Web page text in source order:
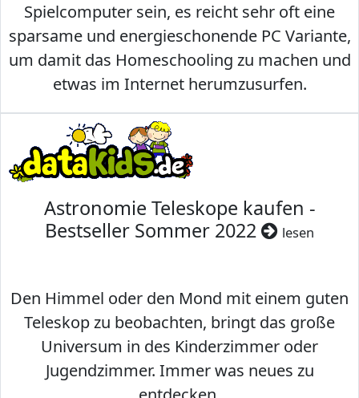
Spielcomputer sein, es reicht sehr oft eine
sparsame und energieschonende PC Variante,
um damit das Homeschooling zu machen und
etwas im Internet herumzusurfen.
Astronomie Teleskope kaufen -
Bestseller Sommer 2022
lesen
Den Himmel oder den Mond mit einem guten
Teleskop zu beobachten, bringt das große
Universum in des Kinderzimmer oder
Jugendzimmer. Immer was neues zu